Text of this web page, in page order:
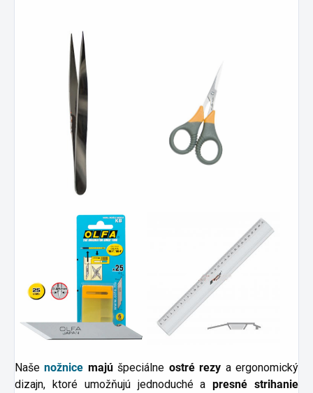
Našenožnice majúšpeciálne ostré rezy a ergonomický
dizajn, ktoré umožňujú jednoduché a presné strihanie